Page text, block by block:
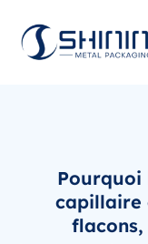
Pourquoi
capillaire